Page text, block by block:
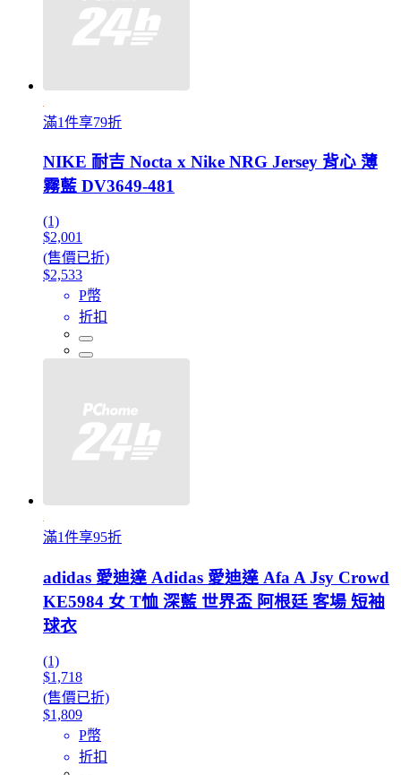
滿1件享79折
NIKE 耐吉 Nocta x Nike NRG Jersey 背心 薄
霧藍 DV3649-481
(1)
$2,001
(售價已折)
$2,533
P幣
折扣
滿1件享95折
adidas 愛迪達 Adidas 愛迪達 Afa A Jsy Crowd
KE5984 女 T恤 深藍 世界盃 阿根廷 客場 短袖
球衣
(1)
$1,718
(售價已折)
$1,809
P幣
折扣